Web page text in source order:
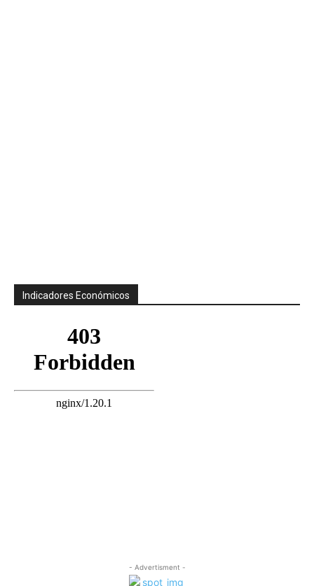
Indicadores Económicos
- Advertisment -